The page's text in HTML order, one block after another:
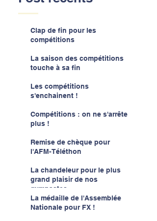
Clap de fin pour les
compétitions
La saison des compétitions
touche à sa fin
Les compétitions
s'enchainent !
Compétitions : on ne s'arrête
plus !
Remise de chèque pour
l'AFM-Téléthon
La chandeleur pour le plus
grand plaisir de nos
gymnastes
La médaille de l'Assemblée
Nationale pour FX !